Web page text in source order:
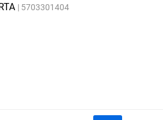
5703301404